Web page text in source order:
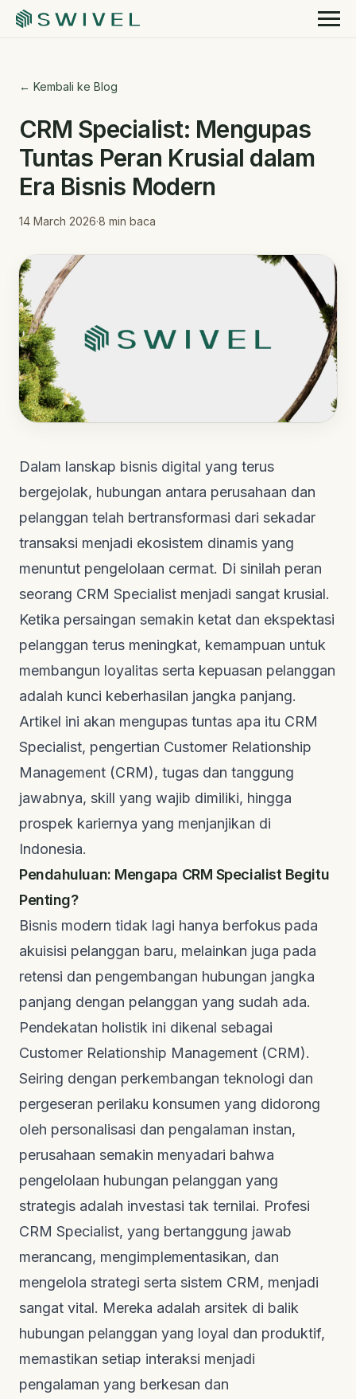
← Kembali ke Blog
CRM Specialist: Mengupas
Tuntas Peran Krusial dalam
Era Bisnis Modern
14 March 2026·8 min baca
Dalam lanskap bisnis digital yang terus
bergejolak, hubungan antara perusahaan dan
pelanggan telah bertransformasi dari sekadar
transaksi menjadi ekosistem dinamis yang
menuntut pengelolaan cermat. Di sinilah peran
seorang CRM Specialist menjadi sangat krusial.
Ketika persaingan semakin ketat dan ekspektasi
pelanggan terus meningkat, kemampuan untuk
membangun loyalitas serta kepuasan pelanggan
adalah kunci keberhasilan jangka panjang.
Artikel ini akan mengupas tuntas apa itu CRM
Specialist, pengertian Customer Relationship
Management (CRM), tugas dan tanggung
jawabnya, skill yang wajib dimiliki, hingga
prospek kariernya yang menjanjikan di
Indonesia.
Pendahuluan: Mengapa CRM Specialist Begitu
Penting?
Bisnis modern tidak lagi hanya berfokus pada
akuisisi pelanggan baru, melainkan juga pada
retensi dan pengembangan hubungan jangka
panjang dengan pelanggan yang sudah ada.
Pendekatan holistik ini dikenal sebagai
Customer Relationship Management (CRM).
Seiring dengan perkembangan teknologi dan
pergeseran perilaku konsumen yang didorong
oleh personalisasi dan pengalaman instan,
perusahaan semakin menyadari bahwa
pengelolaan hubungan pelanggan yang
strategis adalah investasi tak ternilai. Profesi
CRM Specialist, yang bertanggung jawab
merancang, mengimplementasikan, dan
mengelola strategi serta sistem CRM, menjadi
sangat vital. Mereka adalah arsitek di balik
hubungan pelanggan yang loyal dan produktif,
memastikan setiap interaksi menjadi
pengalaman yang berkesan dan